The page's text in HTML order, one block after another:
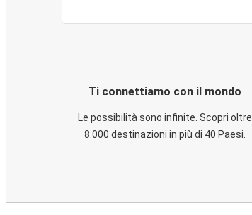
Ti connettiamo con il mondo
Le possibilità sono infinite. Scopri oltre
8.000 destinazioni in più di 40 Paesi.